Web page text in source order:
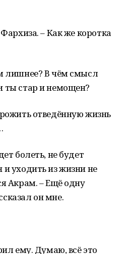
– Как же коротка
лишнее? В чём смысл
ты стар и немощен?
отведённую жизнь
болеть, не будет
уходить из жизни не
Акрам. – Ещё одну
он мне.
ему. Думаю, всё это